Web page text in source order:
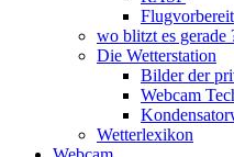
wo blitzt es gerade
Die Wetterstation
Bilder der
Webcam
Wetterlexikon